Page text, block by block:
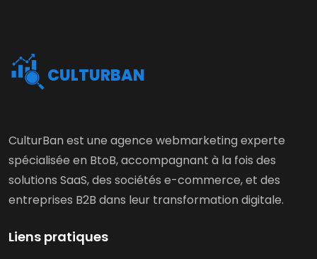
CULTURBAN
CulturBan est une agence webmarketing experte
spécialisée en BtoB, accompagnant à la fois des
solutions SaaS, des sociétés e-commerce, et des
entreprises B2B dans leur transformation digitale.
Liens pratiques